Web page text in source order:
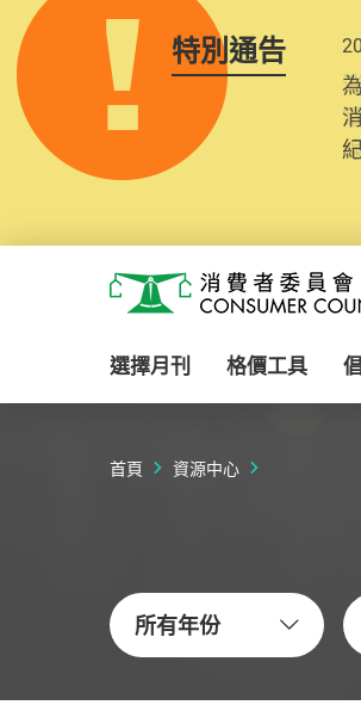
特別通告
消費者委員會
選擇月刊 格價工具
首頁 資源中心
所有年份